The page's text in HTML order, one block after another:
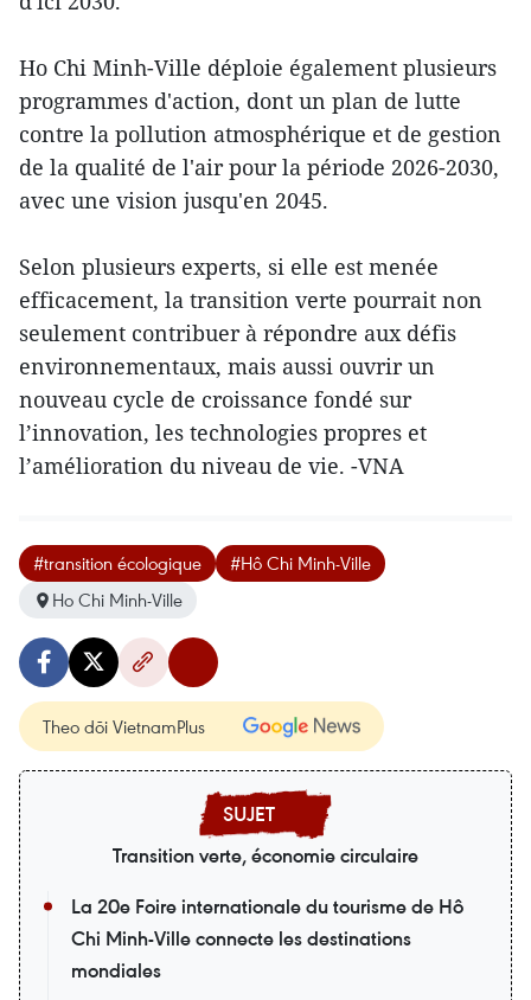
Ho Chi Minh-Ville déploie également plusieurs
programmes d'action, dont un plan de lutte
contre la pollution atmosphérique et de gestion
de la qualité de l'air pour la période 2026-2030,
avec une vision jusqu'en 2045.
Selon plusieurs experts, si elle est menée
efficacement, la transition verte pourrait non
seulement contribuer à répondre aux défis
environnementaux, mais aussi ouvrir un
nouveau cycle de croissance fondé sur
l’innovation, les technologies propres et
l’amélioration du niveau de vie. -VNA
#transition écologique
#Hô Chi Minh-Ville
Ho Chi Minh-Ville
Theo dõi VietnamPlus
Transition verte, économie circulaire
La 20e Foire internationale du tourisme de Hô
Chi Minh-Ville connecte les destinations
mondiales